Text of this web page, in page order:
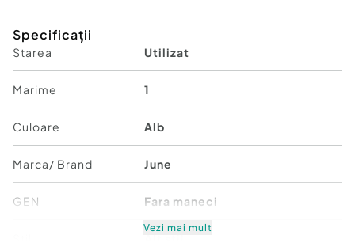
Specificații
Starea Utilizat
Marime 1
Culoare Alb
Marca/ Brand June
GEN Fara maneci
Vezi mai mult